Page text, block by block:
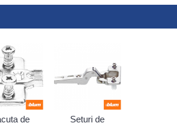
de
Seturi de